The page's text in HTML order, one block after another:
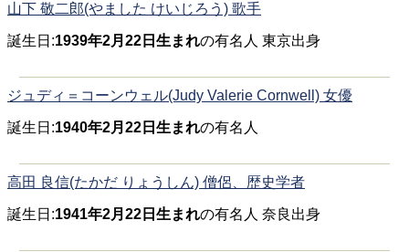
山下 敬二郎(やました けいじろう) 歌手
誕生日:1939年2月22日生まれの有名人 東京出身
ジュディ＝コーンウェル(Judy Valerie Cornwell) 女優
誕生日:1940年2月22日生まれの有名人
高田 良信(たかだ りょうしん) 僧侶、歴史学者
誕生日:1941年2月22日生まれの有名人 奈良出身